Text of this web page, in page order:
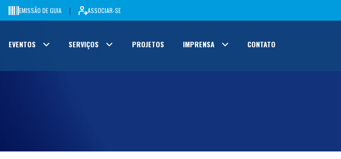
EMISSÃO DE GUIA | ASSOCIAR-SE
EVENTOS SERVIÇOS PROJETOS IMPRENSA CONTATO